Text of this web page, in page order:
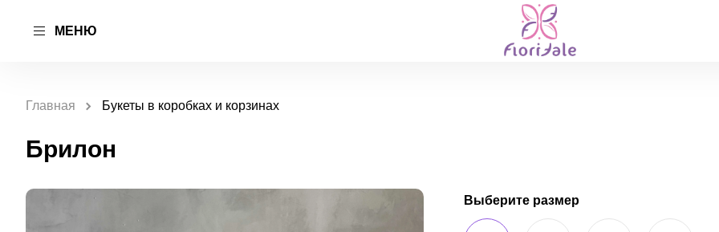
МЕНЮ
Главная Букеты в коробках и корзинах
Брилон
Выберите размер